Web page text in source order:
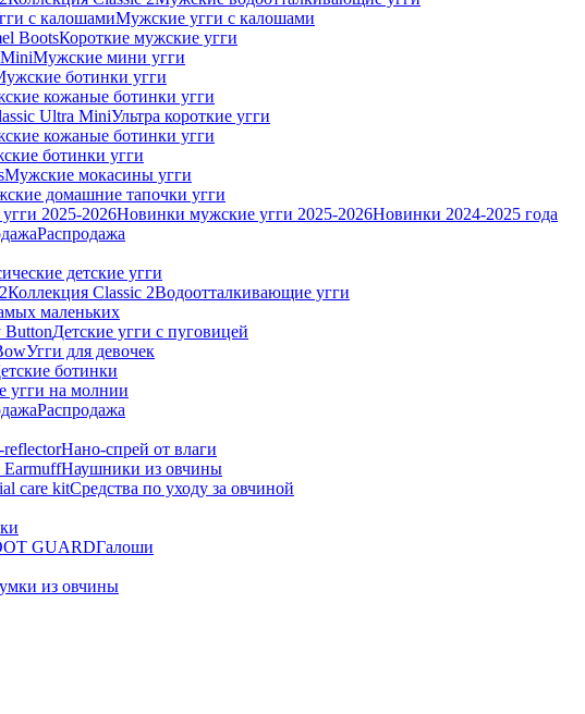
с калошамиМужские угги с калошами
BootsКороткие мужские угги
Мужские мини угги
ботинки угги
кожаные ботинки угги
Ultra MiniУльтра короткие угги
кожаные ботинки угги
ботинки угги
Мужские мокасины угги
домашние тапочки угги
Новинки мужские угги 2025-2026Новинки 2024-2025 года
Распродажа
детские угги
Коллекция Classic 2Водоотталкивающие угги
маленьких
ButtonДетские угги с пуговицей
Угги для девочек
ботинки
угги на молнии
Распродажа
reflectorНано-спрей от влаги
Наушники из овчины
care kitСредства по уходу за овчиной
GUARDГалоши
из овчины